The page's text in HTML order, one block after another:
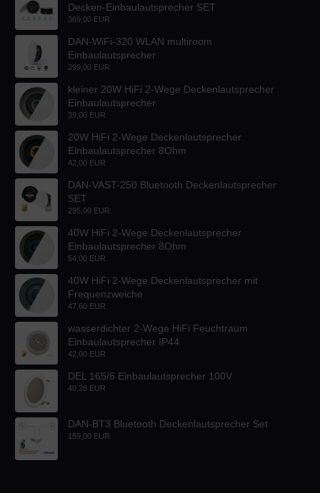
Decken-Einbaulautsprecher SET
369,00 EUR
DAN-WiFi-320 WLAN multiroom
Einbaulautsprecher
299,00 EUR
kleiner 20W HiFi 2-Wege Deckenlautsprecher
Einbaulautsprecher
39,00 EUR
20W HiFi 2-Wege Deckenlautsprecher
Einbaulautsprecher 8Ohm
42,00 EUR
DAN-VAST-250 Bluetooth Deckenlautsprecher
SET
295,00 EUR
40W HiFi 2-Wege Deckenlautsprecher
Einbaulautsprecher 8Ohm
54,00 EUR
40W HiFi 2-Wege Deckenlautsprecher mit
Frequenzweiche
47,60 EUR
wasserdichter 2-Wege HiFi Feuchtraum
Einbaulautsprecher IP44
42,00 EUR
DEL 165/6 Einbaulautsprecher 100V
40,28 EUR
DAN-BT3 Bluetooth Deckenlautsprecher Set
159,00 EUR